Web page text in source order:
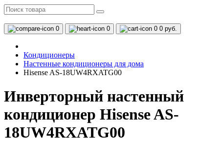
0 0 0 0 руб.
Кондиционеры
Настенные кондиционеры для дома
Hisense AS-18UW4RXATG00
Инверторный настенный
кондиционер Hisense AS-
18UW4RXATG00